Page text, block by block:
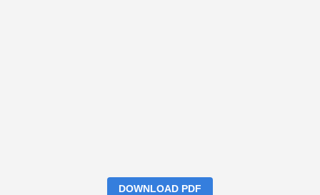
DOWNLOAD PDF